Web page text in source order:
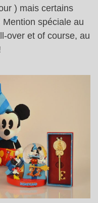
) mais certains
spéciale au
over et of course, au